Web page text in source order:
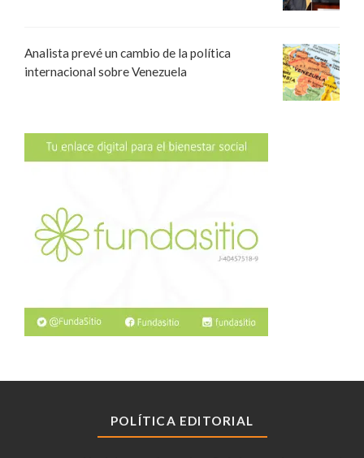
Analista prevé un cambio de la política
internacional sobre Venezuela
POLÍTICA EDITORIAL